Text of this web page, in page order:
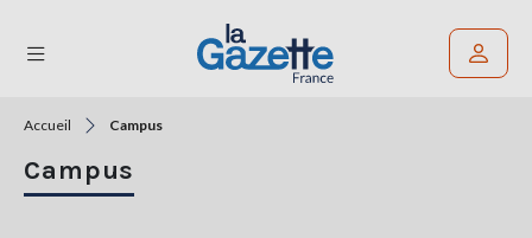
THÉMATIQUES
Accueil Campus
Campus